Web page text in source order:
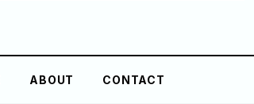
ABOUT CONTACT